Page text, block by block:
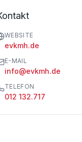
WEBSITE
evkmh.de
E-MAIL
info@evkmh.de
TELEFON
012 132.717